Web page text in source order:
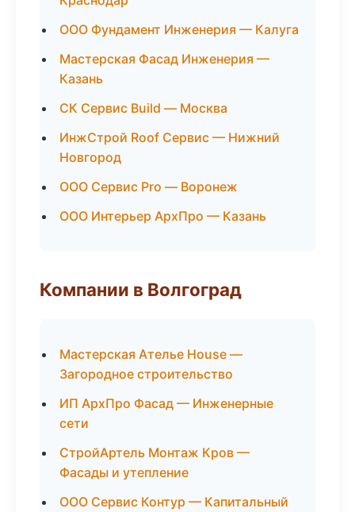
ООО Фундамент Инженерия — Калуга
Мастерская Фасад Инженерия —
Казань
СК Сервис Build — Москва
ИнжСтрой Roof Сервис — Нижний
Новгород
ООО Сервис Pro — Воронеж
ООО Интерьер АрхПро — Казань
Компании в Волгоград
Мастерская Ателье House —
Загородное строительство
ИП АрхПро Фасад — Инженерные
сети
СтройАртель Монтаж Кров —
Фасады и утепление
ООО Сервис Контур — Капитальный